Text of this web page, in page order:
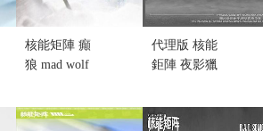
核能矩陣 癲
狼 mad wolf
盒況)
售價:1200
代理版 核能
鉅陣 夜影獵
(不挑盒況)
售價:1100